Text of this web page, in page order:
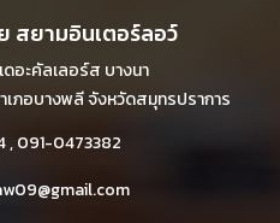
สยามอินเตอร์ลอว์
อะคัลเลอร์ส บางนา
ภอบางพลี จังหวัดสมุทรปราการ
, 091-0473382